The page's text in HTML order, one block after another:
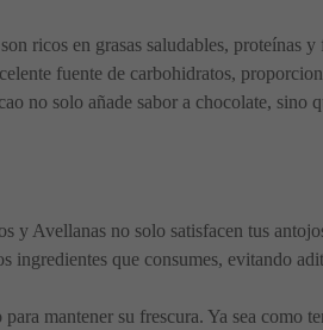
ricos en grasas saludables, proteínas
fuente de carbohidratos,
no solo añade sabor a chocolate, sino
y Avellanas no solo satisfacen tus
ingredientes que consumes, evitando
mantener su frescura. Ya sea como